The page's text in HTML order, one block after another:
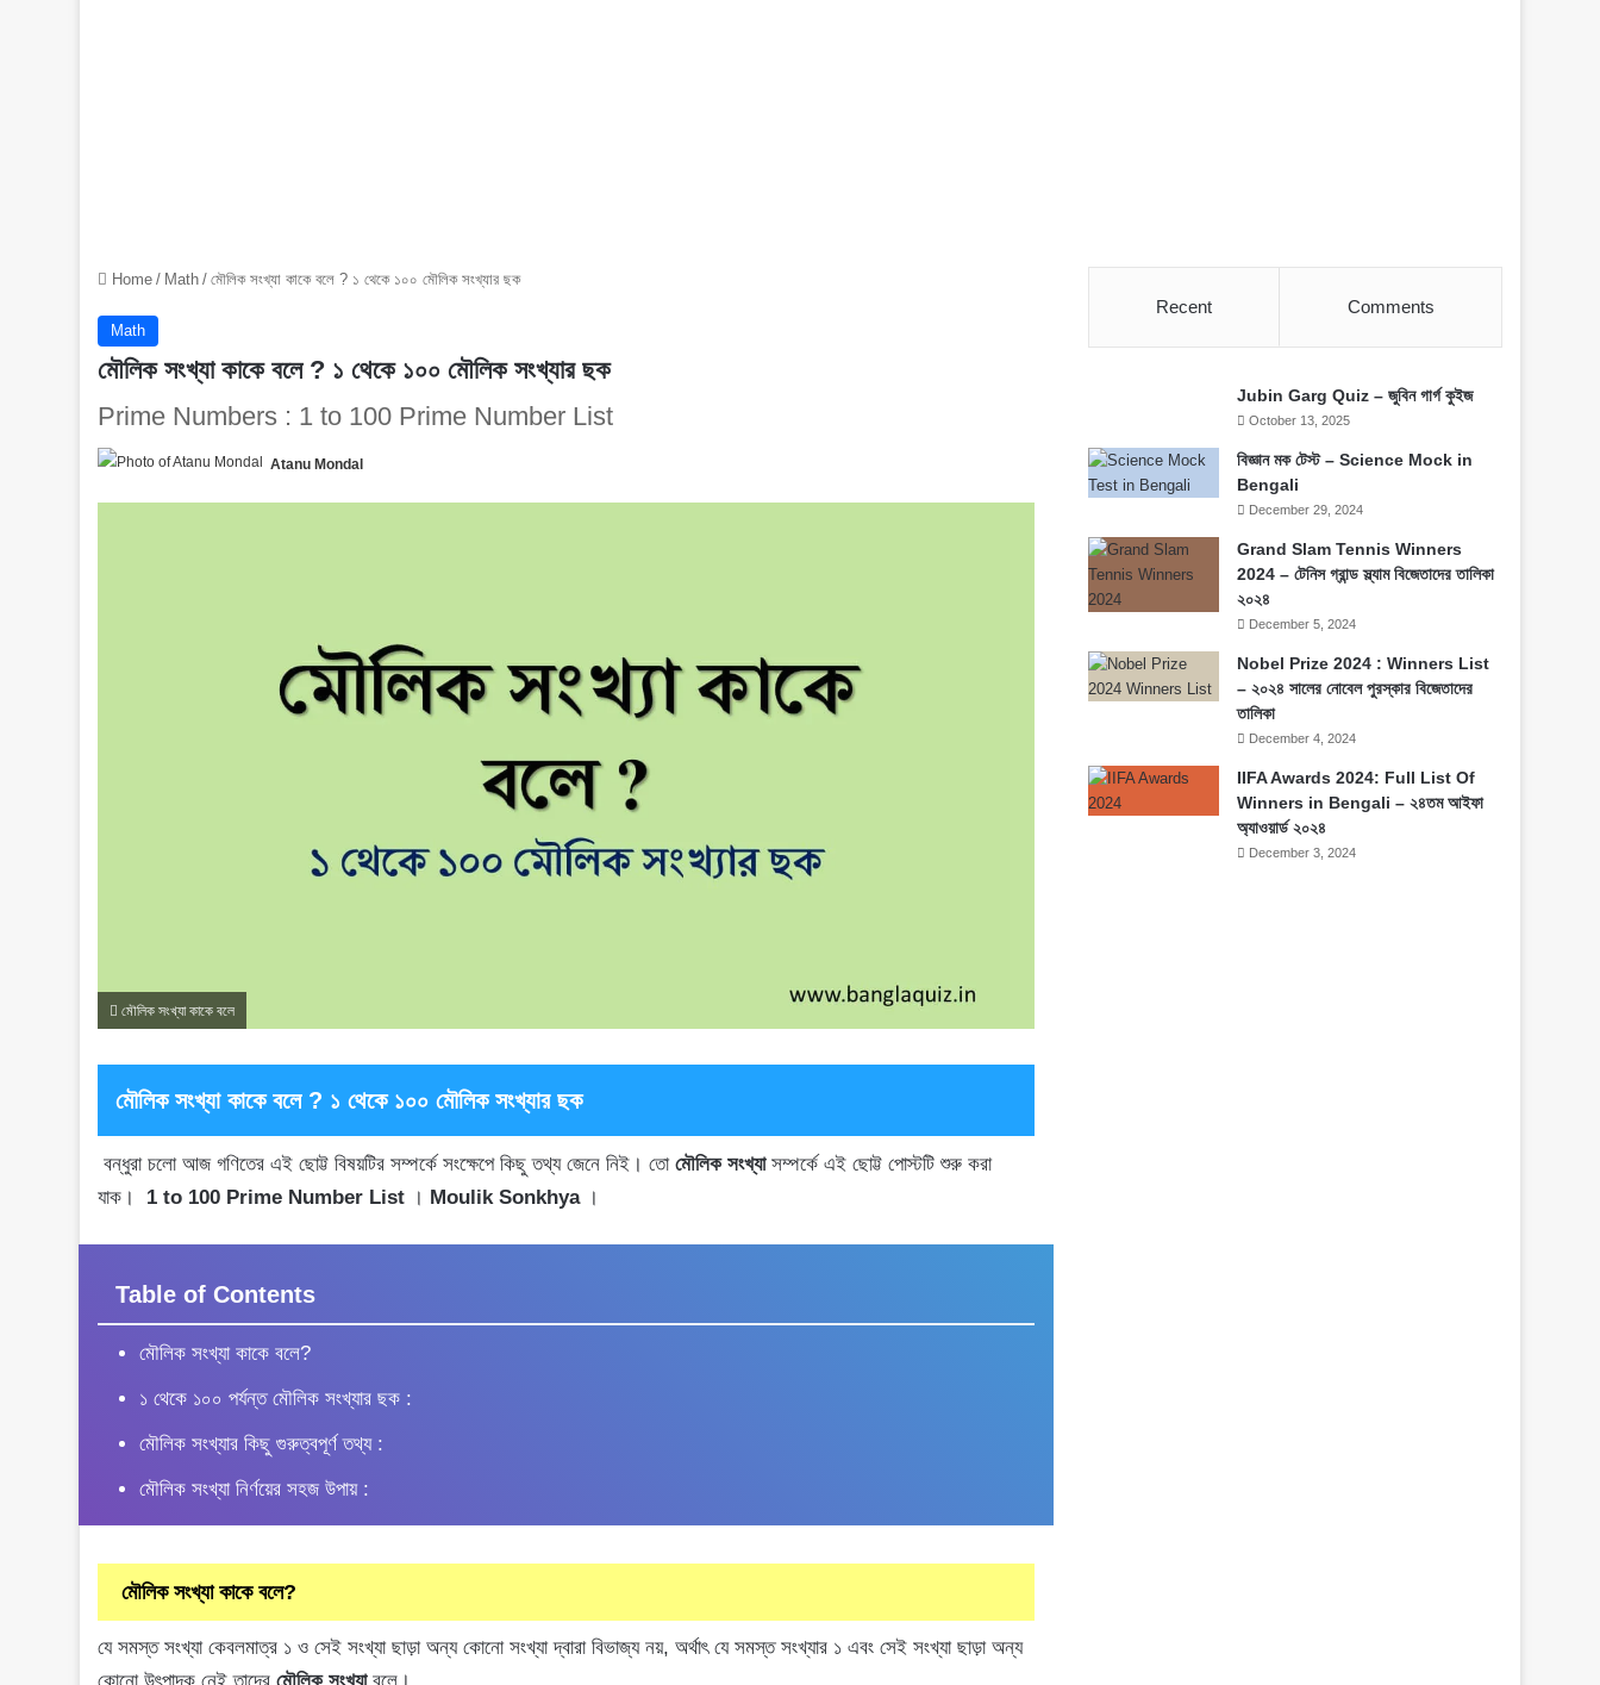
Home / Math / মৌলিক সংখ্যা কাকে বলে ? ১ থেকে ১০০ মৌলিক সংখ্যার ছক
Math
মৌলিক সংখ্যা কাকে বলে ? ১ থেকে ১০০ মৌলিক সংখ্যার ছক
Prime Numbers : 1 to 100 Prime Number List
Atanu Mondal
মৌলিক সংখ্যা কাকে বলে
মৌলিক সংখ্যা কাকে বলে ? ১ থেকে ১০০ মৌলিক সংখ্যার ছক
বন্ধুরা চলো আজ গণিতের এই ছোট্ট বিষয়টির সম্পর্কে সংক্ষেপে কিছু তথ্য জেনে নিই। তোমৌলিক সংখ্যাসম্পর্কে এই ছোট্ট পোস্টটি শুরু করা
যাক। 1 to 100 Prime Number List । Moulik Sonkhya।
Table of Contents
মৌলিক সংখ্যা কাকে বলে?
১ থেকে ১০০ পর্যন্ত মৌলিক সংখ্যার ছক :
মৌলিক সংখ্যার কিছু গুরুত্বপূর্ণ তথ্য :
মৌলিক সংখ্যা নির্ণয়ের সহজ উপায় :
মৌলিক সংখ্যা কাকে বলে?
যে সমস্ত সংখ্যা কেবলমাত্র ১ ও সেই সংখ্যা ছাড়া অন্য কোনো সংখ্যা দ্বারা বিভাজ্য নয়, অর্থাৎ যে সমস্ত সংখ্যার ১ এবং সেই সংখ্যা ছাড়া অন্য
কোনো উৎপাদক নেই তাদেরমৌলিক সংখ্যাবলে।
Recent Comments
Jubin Garg Quiz – জুবিন গার্গ কুইজ
October 13, 2025
বিজ্ঞান মক টেস্ট – Science Mock in
Bengali
December 29, 2024
Grand Slam Tennis Winners
2024 – টেনিস গ্রান্ড স্ল্যাম বিজেতাদের তালিকা
২০২৪
December 5, 2024
Nobel Prize 2024 : Winners List
– ২০২৪ সালের নোবেল পুরস্কার বিজেতাদের
তালিকা
December 4, 2024
IIFA Awards 2024: Full List Of
Winners in Bengali – ২৪তম আইফা
অ্যাওয়ার্ড ২০২৪
December 3, 2024